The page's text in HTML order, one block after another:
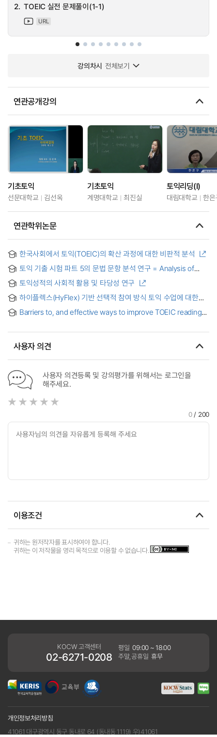
2. TOEIC 실전 문제풀이(1-1)
URL
강의차시 전체보기
연관공개강의
기초토익
선문대학교 김선옥
기초토익
계명대학교 최진실
토익리딩(Ⅰ)
대림대학교 한
연관학위논문
한국사회에서 토익(TOEIC)의 확산 과정에 대한 비판적 분석
토익 기출 시험 파트 5의 문법 문항 분석 연구 = Analysis of
토익성적의 사회적 활용 및 타당성 연구
하이플렉스(HyFlex) 기반 선택적 참여 방식 토익 수업에 대한
Barriers to, and effective ways to improve TOEIC reading
사용자 의견
사용자 의견등록 및 강의평가를 위해서는 로그인을
해주세요.
0/ 200
이용조건
귀하는 원저작자를 표시하여야 합니다.
귀하는 이 저작물을 영리 목적으로 이용할 수 없습니다.
KOCW 고객센터
02-6271-0208
평일 09:00 ~ 18:00
주말,공휴일 휴무
개인정보처리방침
41061 대구광역시 동구 동내로 64 (동내동 1119) 우)41061